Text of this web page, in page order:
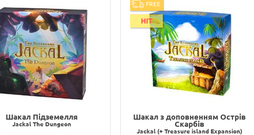
Шакал Підземелля
Jackal The Dungeon
FREE
HIT
Шакал з доповненням Острів
Скарбів
Jackal (+ Treasure island Expansion)